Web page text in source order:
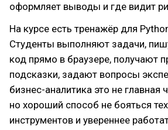
оформляет выводы и где видит
На курсе есть тренажёр для
Студенты выполняют задачи,
код прямо в браузере, получают
подсказки, задают вопросы
бизнес-аналитика это не главная
но хороший способ не бояться
инструментов и увереннее